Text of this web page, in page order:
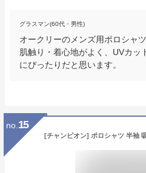
グラスマン(60代・男性)
オークリーのメンズ用ポロシャ
肌触り・着心地がよく、UVカッ
にぴったりだと思います。
no. 15